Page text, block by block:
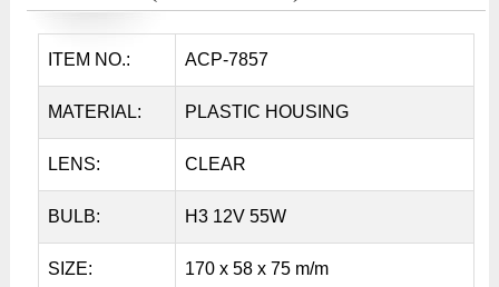
ITEM NO.: ACP-7857
MATERIAL: PLASTIC HOUSING
LENS: CLEAR
BULB: H3 12V 55W
SIZE: 170 x 58 x 75 m/m